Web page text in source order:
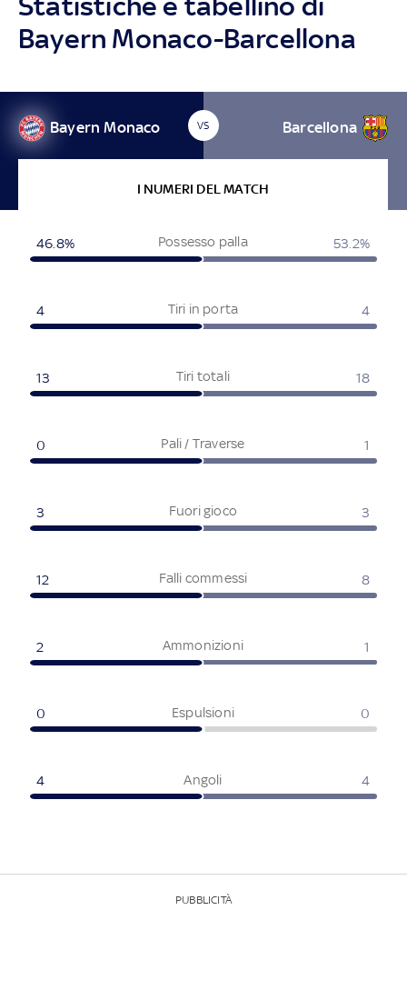
Bayern Monaco-Barcellona
Bayern Monaco VS Barcellona
I NUMERI DEL MATCH
Possesso palla
46.8% 53.2%
Tiri in porta
4 4
Tiri totali
13 18
Pali / Traverse
0 1
Fuori gioco
3 3
Falli commessi
12 8
Ammonizioni
2 1
Espulsioni
0 0
Angoli
4 4
PUBBLICITÀ